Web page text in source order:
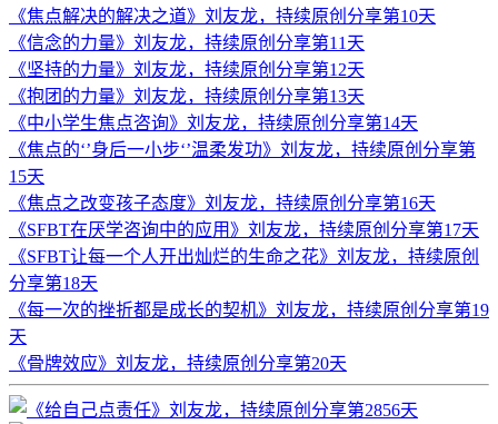
《焦点解决的解决之道》刘友龙，持续原创分享第10天
《信念的力量》刘友龙，持续原创分享第11天
《坚持的力量》刘友龙，持续原创分享第12天
《抱团的力量》刘友龙，持续原创分享第13天
《中小学生焦点咨询》刘友龙，持续原创分享第14天
《焦点的‘’身后一小步‘’温柔发功》刘友龙，持续原创分享第
15天
《焦点之改变孩子态度》刘友龙，持续原创分享第16天
《SFBT在厌学咨询中的应用》刘友龙，持续原创分享第17天
《SFBT让每一个人开出灿烂的生命之花》刘友龙，持续原创
分享第18天
《每一次的挫折都是成长的契机》刘友龙，持续原创分享第19
天
《骨牌效应》刘友龙，持续原创分享第20天